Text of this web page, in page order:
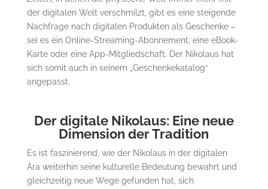
der digitalen Welt verschmilzt, gibt es eine steigende
Nachfrage nach digitalen Produkten als Geschenke –
sei es ein Online-Streaming-Abonnement, eine eBook-
Karte oder eine App-Mitgliedschaft. Der Nikolaus hat
sich somit auch in seinem „Geschenkekatalog“
angepasst.
Der digitale Nikolaus: Eine neue
Dimension der Tradition
Es ist faszinierend, wie der Nikolaus in der digitalen
Ära weiterhin seine kulturelle Bedeutung bewahrt und
gleichzeitig neue Wege gefunden hat, sich